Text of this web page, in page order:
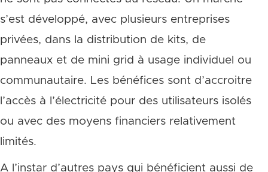
s’est développé, avec plusieurs entreprises
privées, dans la distribution de kits, de
panneaux et de mini grid à usage individuel ou
communautaire. Les bénéfices sont d’accroitre
l’accès à l’électricité pour des utilisateurs isolés
ou avec des moyens financiers relativement
limités.
A l’instar d’autres pays qui bénéficient aussi de